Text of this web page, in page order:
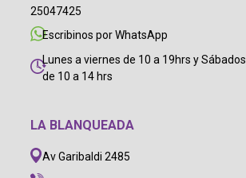
25047425
Escribinos por WhatsApp
Lunes a viernes de 10 a 19hrs y Sábados
de 10 a 14 hrs
LA BLANQUEADA
Av Garibaldi 2485